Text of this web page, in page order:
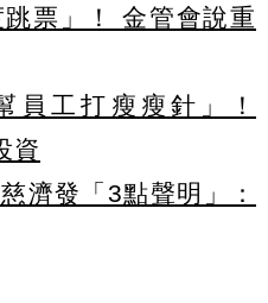
票」！ 金管會說重
員工打瘦瘦針」！
資
濟發「3點聲明」：